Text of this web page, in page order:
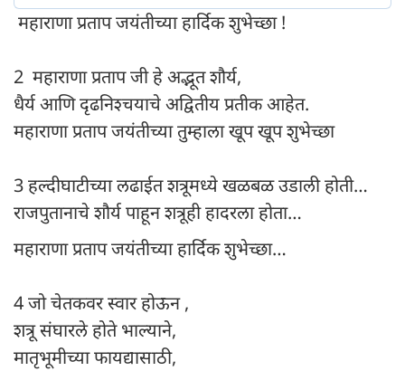
महाराणा प्रताप जयंतीच्या हार्दिक शुभेच्छा !
2 महाराणा प्रताप जी हे अद्भूत शौर्य,
धैर्य आणि दृढनिश्चयाचे अद्वितीय प्रतीक आहेत.
महाराणा प्रताप जयंतीच्या तुम्हाला खूप खूप शुभेच्छा
3 हल्दीघाटीच्या लढाईत शत्रूमध्ये खळबळ उडाली होती…
राजपुतानाचे शौर्य पाहून शत्रूही हादरला होता…
महाराणा प्रताप जयंतीच्या हार्दिक शुभेच्छा…
4 जो चेतकवर स्वार होऊन ,
शत्रू संघारले होते भाल्याने,
मातृभूमीच्या फायद्यासाठी,